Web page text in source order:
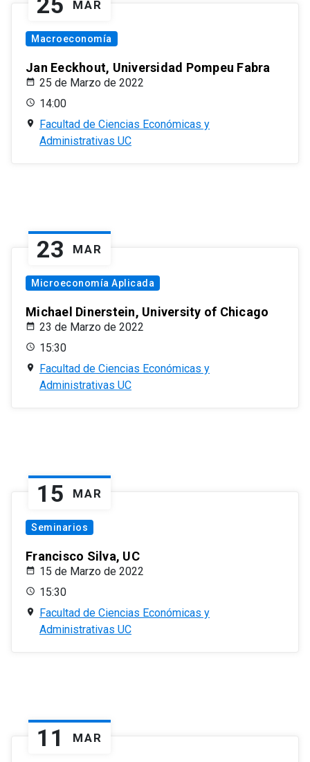
MAR
Macroeconomía
Jan Eeckhout, Universidad Pompeu Fabra
25 de Marzo de 2022
14:00
Facultad de Ciencias Económicas y
Administrativas UC
23 MAR
Microeconomía Aplicada
Michael Dinerstein, University of Chicago
23 de Marzo de 2022
15:30
Facultad de Ciencias Económicas y
Administrativas UC
15 MAR
Seminarios
Francisco Silva, UC
15 de Marzo de 2022
15:30
Facultad de Ciencias Económicas y
Administrativas UC
11 MAR